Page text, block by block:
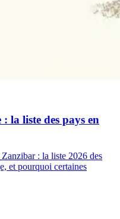
la liste des pays en
: la liste 2026 des
et pourquoi certaines